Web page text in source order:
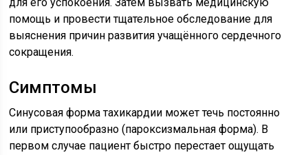
помощь и провести тщательное обследование для
выяснения причин развития учащённого сердечного
сокращения.
Симптомы
Синусовая форма тахикардии может течь постоянно
или приступообразно (пароксизмальная форма). В
первом случае пациент быстро перестает ощущать